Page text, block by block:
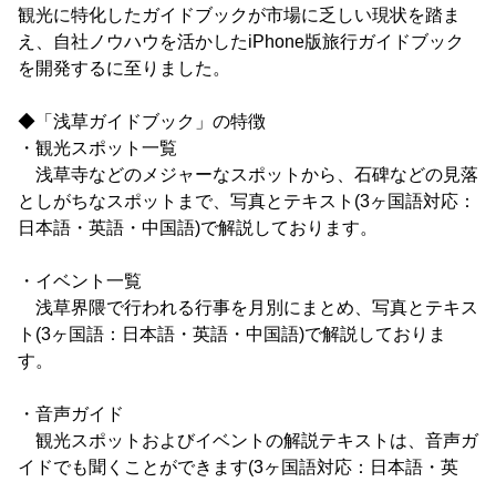
観光に特化したガイドブックが市場に乏しい現状を踏ま
え、自社ノウハウを活かしたiPhone版旅行ガイドブック
を開発するに至りました。
◆「浅草ガイドブック」の特徴
・観光スポット一覧
浅草寺などのメジャーなスポットから、石碑などの見落
としがちなスポットまで、写真とテキスト(3ヶ国語対応：
日本語・英語・中国語)で解説しております。
・イベント一覧
浅草界隈で行われる行事を月別にまとめ、写真とテキス
ト(3ヶ国語：日本語・英語・中国語)で解説しておりま
す。
・音声ガイド
観光スポットおよびイベントの解説テキストは、音声ガ
イドでも聞くことができます(3ヶ国語対応：日本語・英